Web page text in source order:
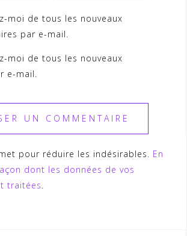
moi de tous les nouveaux
par e-mail.
moi de tous les nouveaux
e-mail.
pour réduire les indésirables. En
dont les données de vos
traitées.